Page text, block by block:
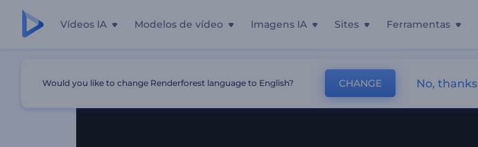
Vídeos IA Modelos de vídeo Imagens IA Sites Ferramentas
Would you like to change Renderforest language to English? CHANGE No, thanks